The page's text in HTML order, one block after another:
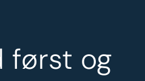
først og